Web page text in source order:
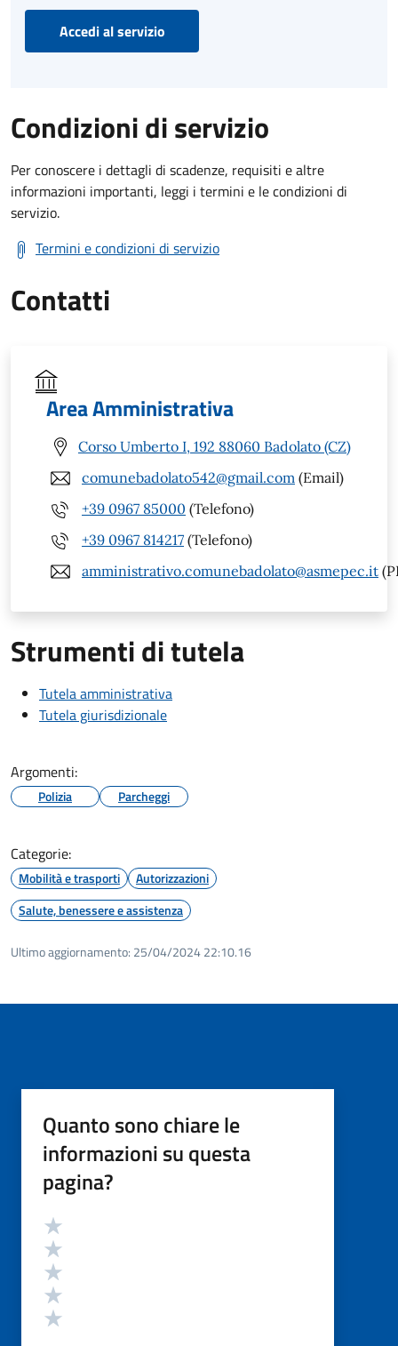
Accedi al servizio
Condizioni di servizio
Per conoscere i dettagli di scadenze, requisiti e altre
informazioni importanti, leggi i termini e le condizioni di
servizio.
Termini e condizioni di servizio
Contatti
Area Amministrativa
Corso Umberto I, 192 88060 Badolato (CZ)
comunebadolato542@gmail.com (Email)
+39 0967 85000 (Telefono)
+39 0967 814217 (Telefono)
amministrativo.comunebadolato@asmepec.it
Strumenti di tutela
Tutela amministrativa
Tutela giurisdizionale
Argomenti:
Polizia Parcheggi
Categorie:
Mobilità e trasporti
Autorizzazioni
Salute, benessere e assistenza
Ultimo aggiornamento: 25/04/2024 22:10.16
Quanto sono chiare le
informazioni su questa
pagina?
Valutazione